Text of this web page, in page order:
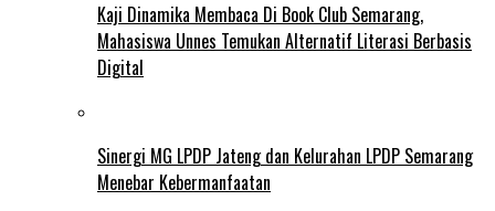
Kaji Dinamika Membaca Di Book Club Semarang,
Mahasiswa Unnes Temukan Alternatif Literasi Berbasis
Digital
Sinergi MG LPDP Jateng dan Kelurahan LPDP Semarang
Menebar Kebermanfaatan